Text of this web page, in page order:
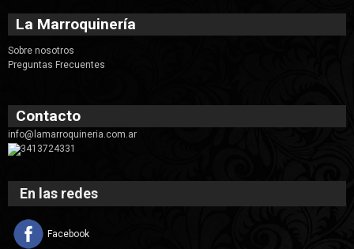
La Marroquinería
Sobre nosotros
Preguntas Frecuentes
Contacto
info@lamarroquineria.com.ar
3413724331
En las redes
Facebook